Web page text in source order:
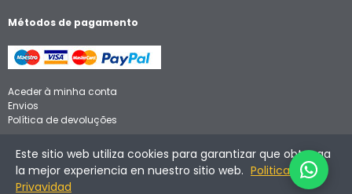
Métodos de pagamento
Aceder à minha conta
Envios
Política de devoluções
Aviso legal
Política de privacidade
Política de cookies
Este sitio web utiliza cookies para garantizar que obtenga
la mejor experiencia en nuestro sitio web. Politica de
Privavidad